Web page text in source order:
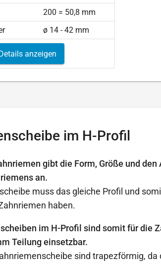
200 = 50,8 mm
ø 14 - 42 mm
anzeigen
im H-Profil
gibt die Form, Größe und den
an.
muss das gleiche Profil und
haben.
im H-Profil sind somit für die
Teilung einsetzbar.
sind trapezförmig, da